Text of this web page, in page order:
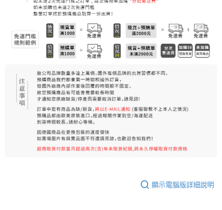
每筆NT$80，滿NT$999(含以上)免運費
7-11純取貨 (先付款
每筆NT$80，滿NT$999(含以上)免運費
每筆NT$100，滿NT$999(含以上)免運費
離島宅配（澎湖、金門、馬祖、小琉球）
每筆NT$250，滿NT$3,000(含以上)免運費
付款後門市自取
顯示電腦版詳細說明